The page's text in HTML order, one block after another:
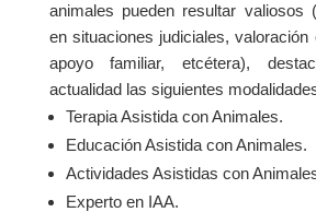
animales pueden resultar valiosos
en situaciones judiciales, valoración
apoyo familiar, etcétera),
actualidad las siguientes
​Terapia Asistida con Animales.​
​Educación Asistida con Animales.​
​Actividades Asistidas con
​Experto en IAA.